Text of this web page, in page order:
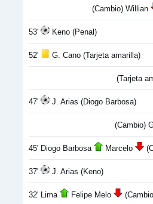
(Cambio) Willian
53' Keno (Penal)
52' G. Cano (Tarjeta amarilla)
(Tarjeta
47' J. Arias (Diogo Barbosa)
(Cambio)
45' Diogo Barbosa Marcelo
37' J. Arias (Keno)
32' Lima Felipe Melo